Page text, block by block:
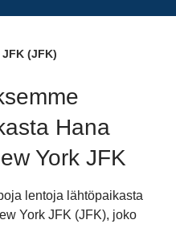
(JFK)
Hana
York JFK
lentoja lähtöpaikasta
York JFK (JFK), joko